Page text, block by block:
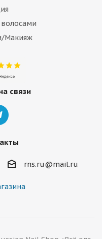
Макияж
связи
rns.ru@mail.ru